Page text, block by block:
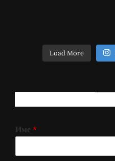
Load More
Име *